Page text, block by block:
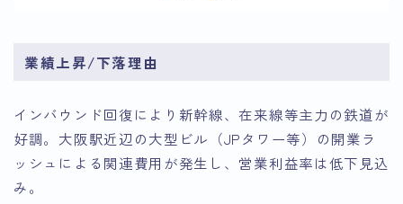
業績上昇/下落理由
インバウンド回復により新幹線、在来線等主力の鉄道が
好調。大阪駅近辺の大型ビル（JPタワー等）の開業ラ
ッシュによる関連費用が発生し、営業利益率は低下見込
み。